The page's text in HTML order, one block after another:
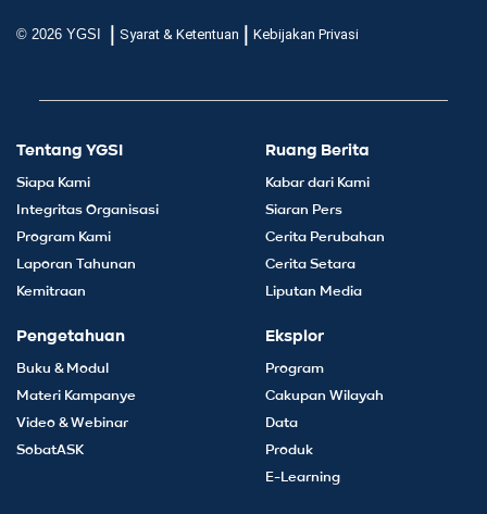
© 2026 YGSI Syarat & Ketentuan Kebijakan Privasi
Tentang YGSI
Siapa Kami
Integritas Organisasi
Program Kami
Laporan Tahunan
Kemitraan
Ruang Berita
Kabar dari Kami
Siaran Pers
Cerita Perubahan
Cerita Setara
Liputan Media
Pengetahuan
Buku & Modul
Materi Kampanye
Video & Webinar
SobatASK
Eksplor
Program
Cakupan Wilayah
Data
Produk
E-Learning